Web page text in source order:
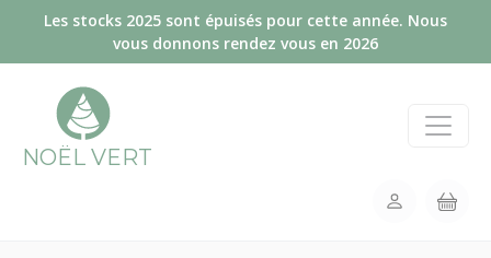
Panneau de gestion des cookies
Les stocks 2025 sont épuisés pour cette année. Nous
vous donnons rendez vous en 2026
NOËL VERT